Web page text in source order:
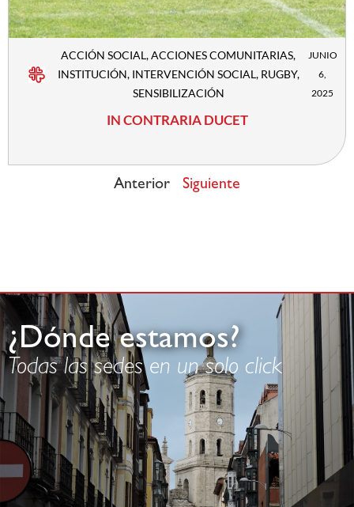
ACCIÓN SOCIAL,ACCIONES COMUNITARIAS,
INSTITUCIÓN, INTERVENCIÓN SOCIAL, RUGBY,
SENSIBILIZACIÓN
JUNIO
6,
2025
IN CONTRARIA DUCET
Anterior Siguiente
¿Dónde estamos?
Todas las sedes en un solo click